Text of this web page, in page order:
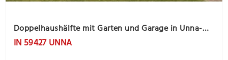
Doppelhaushälfte mit Garten und Garage in Unna-Massen
IN 59427 UNNA